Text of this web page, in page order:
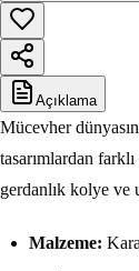
Açıklama
Mücevher
tasarımlardan
gerdanlık kolye ve
Malzeme: